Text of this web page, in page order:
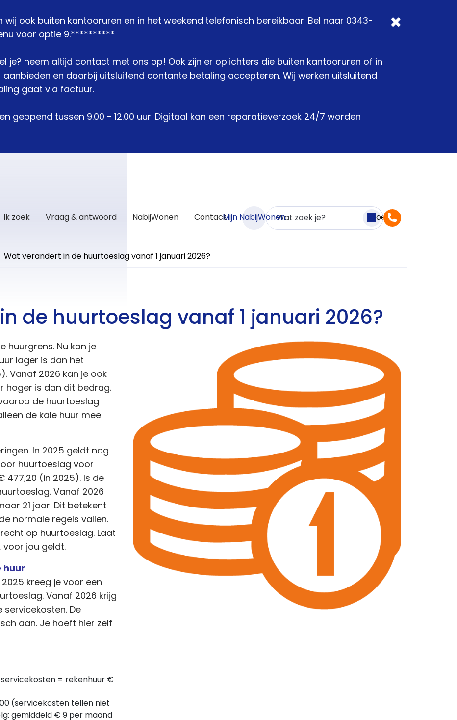
ook buiten kantooruren en in het weekend telefonisch bereikbaar. Bel naar 0343-
voor optie 9.**********
je? neem altijd contact met ons op! Ook zijn er oplichters die buiten kantooruren of in
en daarbij uitsluitend contante betaling accepteren. Wij werken uitsluitend
gaat via factuur.
geopend tussen 9.00 - 12.00 uur. Digitaal kan een reparatieverzoek 24/7 worden
Ik zoek Vraag & antwoord NabijWonen ContactMijn NabijWonen Zoeken
Wat verandert in de huurtoeslag vanaf 1 januari 2026?
de huurtoeslag vanaf 1 januari 2026?
huurgrens. Nu kan je
lager is dan het
Vanaf 2026 kan je ook
hoger is dan dit bedrag.
de huurtoeslag
de kale huur mee.
In 2025 geldt nog
huurtoeslag voor
477,20 (in 2025). Is de
Vanaf 2026
21 jaar. Dit betekent
normale regels vallen.
op huurtoeslag. Laat
voor jou geldt.
huur
kreeg je voor een
Vanaf 2026 krijg
De
aan. Je hoeft hier zelf
= rekenhuur €
(servicekosten tellen niet
gemiddeld € 9 per maand